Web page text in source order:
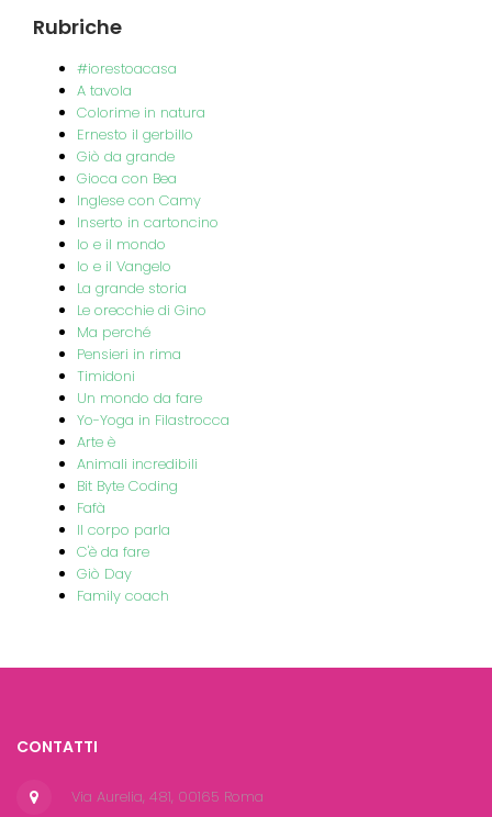
Rubriche
#iorestoacasa
A tavola
Colorime in natura
Ernesto il gerbillo
Giò da grande
Gioca con Bea
Inglese con Camy
Inserto in cartoncino
Io e il mondo
Io e il Vangelo
La grande storia
Le orecchie di Gino
Ma perché
Pensieri in rima
Timidoni
Un mondo da fare
Yo-Yoga in Filastrocca
Arte è
Animali incredibili
Bit Byte Coding
Fafà
Il corpo parla
C'è da fare
Giò Day
Family coach
CONTATTI
Via Aurelia, 481, 00165 Roma